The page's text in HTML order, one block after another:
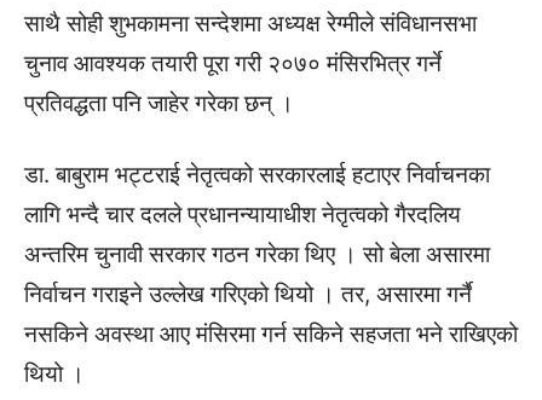
साथै सोही शुभकामना सन्देशमा अध्यक्ष रेग्मीले संविधानसभा
चुनाव आवश्यक तयारी पूरा गरी २०७० मंसिरभित्र गर्ने
प्रतिवद्धता पनि जाहेर गरेका छन् ।
डा. बाबुराम भट्टराई नेतृत्वको सरकारलाई हटाएर निर्वाचनका
लागि भन्दै चार दलले प्रधानन्यायाधीश नेतृत्वको गैरदलिय
अन्तरिम चुनावी सरकार गठन गरेका थिए । सो बेला असारमा
निर्वाचन गराइने उल्लेख गरिएको थियो । तर, असारमा गर्नै
नसकिने अवस्था आए मंसिरमा गर्न सकिने सहजता भने राखिएको
थियो ।